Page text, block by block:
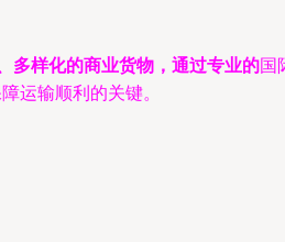
多样化的商业货物，通过专业的国
运输顺利的关键。